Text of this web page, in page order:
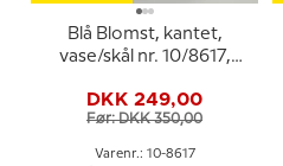
Blå Blomst, kantet,
vase/skål nr. 10/8617,
DKK 249,00
Før: DKK 350,00
Varenr.: 10-8617